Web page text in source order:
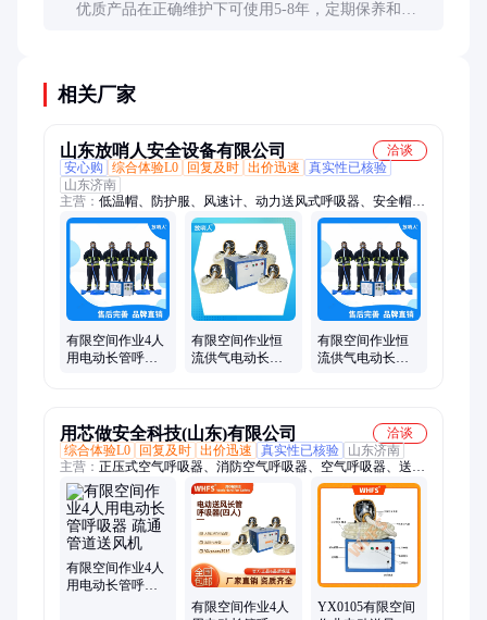
优质产品在正确维护下可使用5-8年，定期保养和避
相关厂家
山东放哨人安全设备有限公司
洽谈
安心购
综合体验L0 回复及时 出价迅速
真实性已核验
山东济南
主营： 低温帽、防护服、风速计、动力送风式呼吸器、安全帽、
安全带、防毒衣、护目镜、全面罩、低温服、隔热服、捕蜂服、
连体服、避火服、洗眼器、长管呼吸器、充填泵、苏生器、半面
具、空气呼吸器、防毒面具、一级防化服、二级防化服、一次性
防护服、防化服
有限空间作业4人
用电动长管呼吸
有限空间作业恒
流供气电动长管
有限空间作业恒
流供气电动长管
用芯做安全科技(山东)有限公司
洽谈
综合体验L0
回复及时 出价迅速 真实性已核验
山东济南
主营： 正压式空气呼吸器、消防空气呼吸器、空气呼吸器、送风
式长管呼吸器、电动送风长管呼吸器、正压式消防空气呼吸器、
移动供气源、长管呼吸器、自动苏生器、自给式空气呼吸器、背
负式空气呼吸器、长管空气呼吸器、自吸式长管呼吸器、防爆长
管呼吸器、单人长管呼吸器、双人长管呼吸器、洗眼器、防化
服、有限空间长管呼吸器、空气充填泵、避火服、隔热服、防毒
面具、人体静电释放器
有限空间作业4人
用电动长管呼吸
有限空间作业4人
YX0105有限空间